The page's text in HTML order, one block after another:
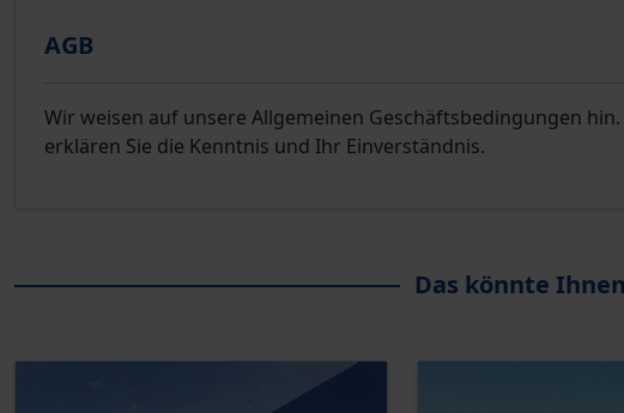
AGB
Wir weisen auf unsere Allgemeinen Geschäftsbedingungen
erklären Sie die Kenntnis und Ihr Einverständnis.
Das könnte